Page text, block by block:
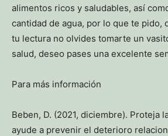
alimentos ricos y saludables, así
cantidad de agua, por lo que te pido,
tu lectura no olvides tomarte un
salud, deseo pases una excelente
Para más información
Beben, D. (2021, diciembre). Proteja
ayude a prevenir el deterioro